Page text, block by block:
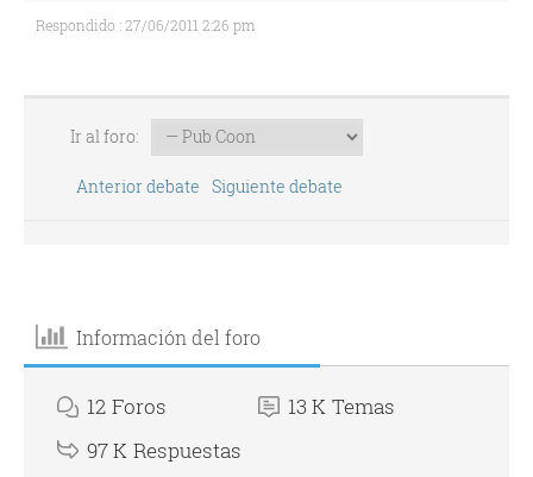
Respondido : 27/06/2011 2:26 pm
Ir al foro:
Anterior debate Siguiente debate
Información del foro
12 Foros 13 K Temas
97 K Respuestas